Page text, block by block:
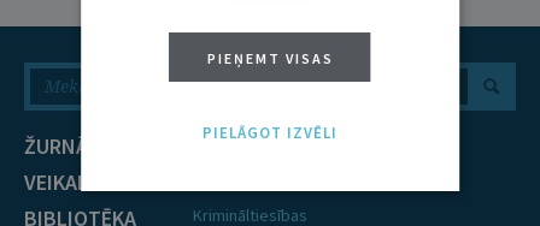
ŽURNĀLS
VEIKALS
BIBLIOTĒKA
NOZARES
Krimināltiesības
PIEŅEMT VISAS
PIELĀGOT IZVĒLI